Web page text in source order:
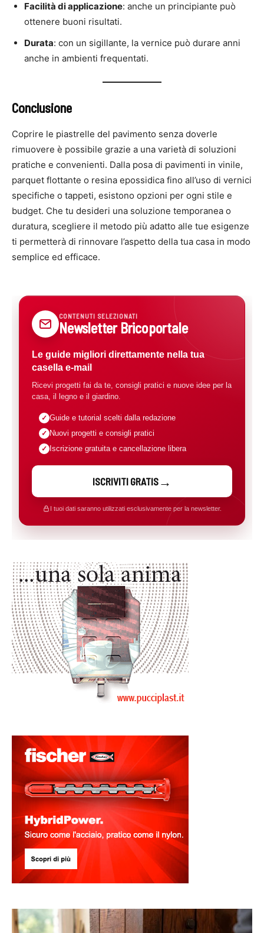
Facilità di applicazione: anche un principiante può
ottenere buoni risultati.
Durata: con un sigillante, la vernice può durare anni
anche in ambienti frequentati.
Conclusione
Coprire le piastrelle del pavimento senza doverle
rimuovere è possibile grazie a una varietà di soluzioni
pratiche e convenienti. Dalla posa di pavimenti in vinile,
parquet flottante o resina epossidica fino all’uso di vernici
specifiche o tappeti, esistono opzioni per ogni stile e
budget. Che tu desideri una soluzione temporanea o
duratura, scegliere il metodo più adatto alle tue esigenze
ti permetterà di rinnovare l’aspetto della tua casa in modo
semplice ed efficace.
CONTENUTI SELEZIONATI
Newsletter Bricoportale
Le guide migliori direttamente nella tua
casella e-mail
Ricevi progetti fai da te, consigli pratici e nuove idee per la
casa, il legno e il giardino.
Guide e tutorial scelti dalla redazione
Nuovi progetti e consigli pratici
Iscrizione gratuita e cancellazione libera
ISCRIVITI GRATIS
I tuoi dati saranno utilizzati esclusivamente per la newsletter.